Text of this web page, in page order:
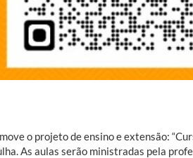
o projeto de ensino e extensão:
As aulas serão ministradas pela